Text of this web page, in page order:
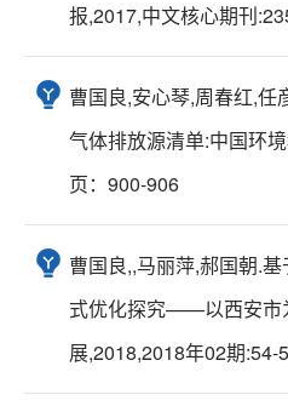
报,2017,中文核心期刊
曹国良,安心琴,周春红,任
气体排放源清单:中国环
页：900-906
曹国良,,马丽萍,郝国朝.
式优化探究——以西安市
展,2018,2018年02期:54-